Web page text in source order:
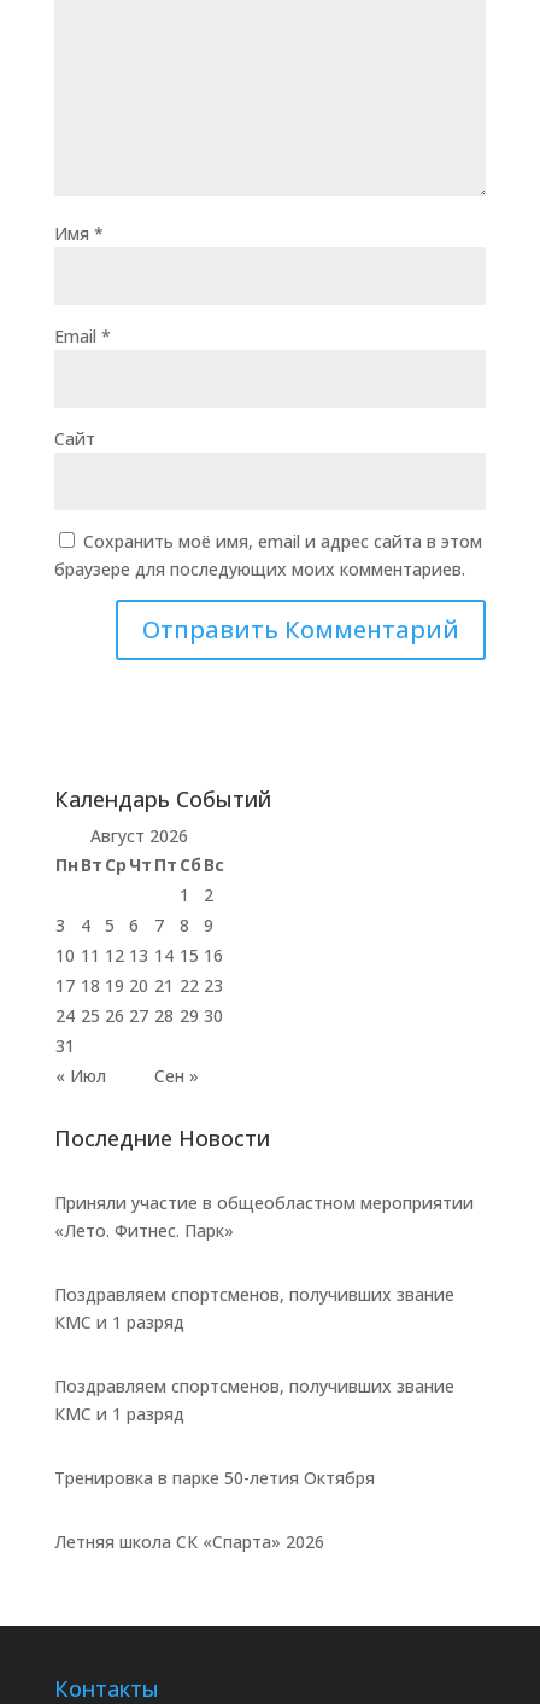
Имя *
Email *
Сайт
Сохранить моё имя, email и адрес сайта в этом
браузере для последующих моих комментариев.
Календарь Событий
Август 2026
Пн Вт Ср Чт Пт Сб Вс
« Июл Сен »
1
2
3
4 5 6 7 8
9
10 11 12 13 14 15 16
17 18 19 20 21 22 23
24 25 26 27 28 29 30
31
Последние Новости
Приняли участие в общеобластном мероприятии
«Лето. Фитнес. Парк»
Поздравляем спортсменов, получивших звание
КМС и 1 разряд
Поздравляем спортсменов, получивших звание
КМС и 1 разряд
Тренировка в парке 50-летия Октября
Летняя школа СК «Спарта» 2026
Контакты